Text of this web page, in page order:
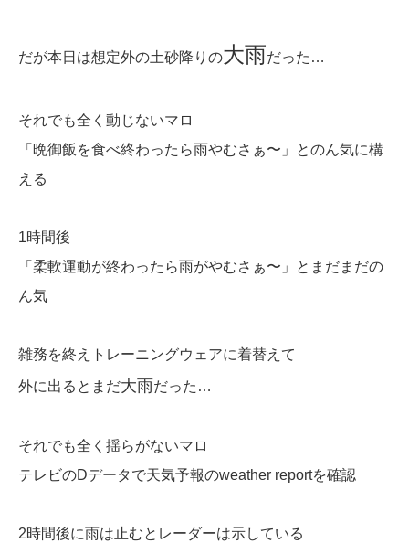
だが本日は想定外の土砂降りの大雨だった…
それでも全く動じないマロ
「晩御飯を食べ終わったら雨やむさぁ〜」とのん気に構
える
1時間後
「柔軟運動が終わったら雨がやむさぁ〜」とまだまだの
ん気
雑務を終えトレーニングウェアに着替えて
外に出るとまだ大雨だった…
それでも全く揺らがないマロ
テレビのDデータで天気予報のweather reportを確認
2時間後に雨は止むとレーダーは示している